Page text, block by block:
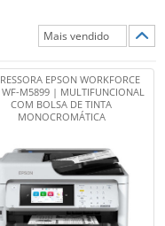
EPSON WORKFORCE
WF-M5899 | MULTIFUNCIONAL
COM BOLSA DE TINTA
MONOCROMÁTICA